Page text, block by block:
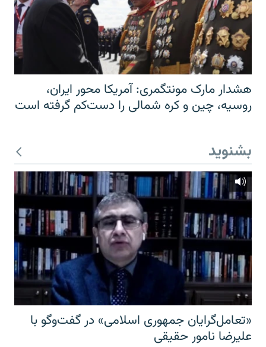
هشدار مارک مونتگمری: آمریکا محور ایران،
روسیه، چین و کره شمالی را دست‌کم گرفته است
بشنوید
«تعامل‌گرایان جمهوری اسلامی» در گفت‌وگو با
علیرضا نامور حقیقی